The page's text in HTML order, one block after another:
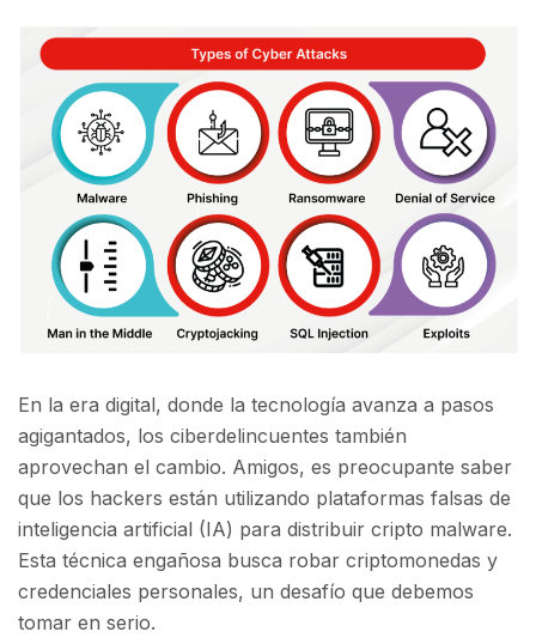
En la era digital, donde la tecnología avanza a pasos
agigantados, los ciberdelincuentes también
aprovechan el cambio. Amigos, es preocupante saber
que los hackers están utilizando plataformas falsas de
inteligencia artificial (IA) para distribuir cripto malware.
Esta técnica engañosa busca robar criptomonedas y
credenciales personales, un desafío que debemos
tomar en serio.